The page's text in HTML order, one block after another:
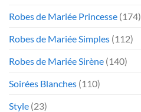
Robes de Mariée Princesse (174)
Robes de Mariée Simples (112)
Robes de Mariée Sirène (140)
Soirées Blanches (110)
Style (23)